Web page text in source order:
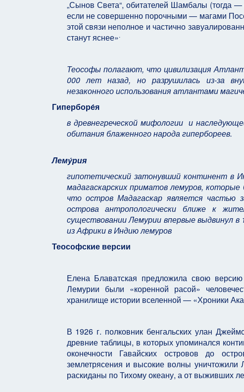
„Сынов Света“, обитателей Шамбалы (тогда
если не совершенно порочными — магами
этой связи неполное и частично
станут яснее».
Теософы полагают, что цивилизация
000 лет назад, но разрушилась из-за
незаконного использования атлантами
Гиперборе́я
в древнегреческой мифологии и
обитания блаженного народа гипербореев.
Лему́рия
гипотетический затонувший континент в
мадагаскарских приматов лемуров,
что остров Мадагаскар является частью
острова антропологически ближе к
существовании Лемурии впервые выдвинул
из Африки в Индиюлемуров
Теософские версии
Елена Блаватская предложила свою
Лемурии были «коренной расой»
хранилище истории вселенной — «Хроники
В 1926 г. полковник бенгальских улан
древние таблицы, в которых упоминался
оконечности Гавайских островов до
землетрясения и высокие волны
раскиданы по Тихому океану, а от выживших